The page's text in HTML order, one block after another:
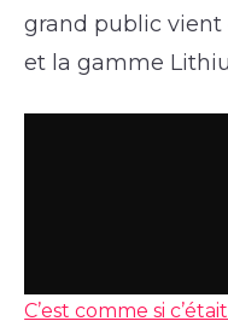
grand public
et la gamme
C’est comme si